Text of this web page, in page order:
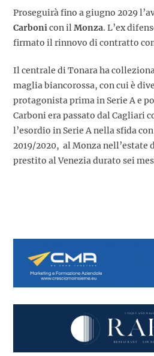
Proseguirà fino a giugno 2029
Carbonicon ilMonza. L’ex
firmato il rinnovo di contratto
Il centrale di Tonara ha
maglia biancorossa, con cui è
protagonista prima in Serie A e
Carboni era passato dal Cagliari
l’esordio in Serie A nella sfida
2019/2020, al Monza nell’estate
prestito al Venezia durato sei